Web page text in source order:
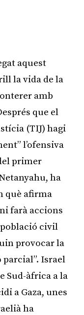
aquest
la vida de la
amb
que el
(TIJ) hagi
l’ofensiva
primer
ha
què afirma
farà accions
civil
provocar la
Israel
Sud-àfrica a la
a Gaza, unes
ha